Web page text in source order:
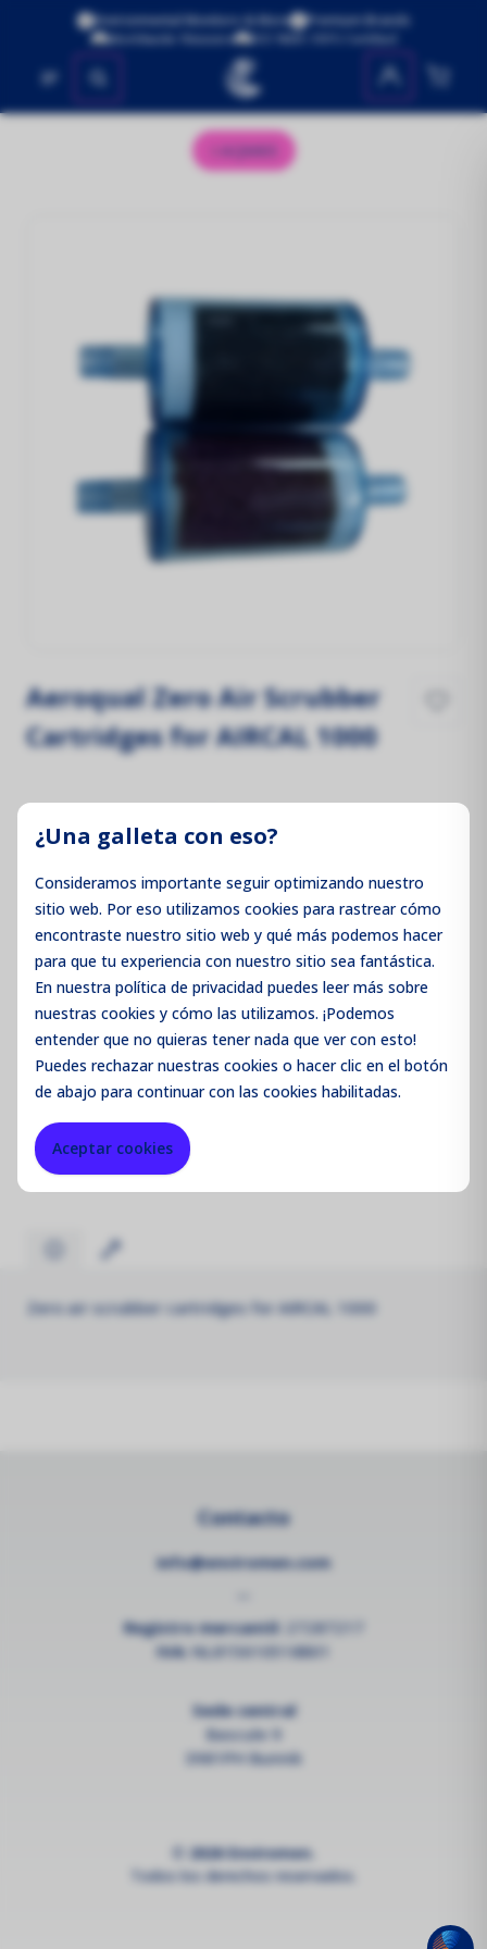
¿Una galleta con eso?
Consideramos importante seguir optimizando nuestro
sitio web. Por eso utilizamos cookies para rastrear cómo
encontraste nuestro sitio web y qué más podemos hacer
para que tu experiencia con nuestro sitio sea fantástica.
En nuestra política de privacidad puedes leer más sobre
nuestras cookies y cómo las utilizamos. ¡Podemos
entender que no quieras tener nada que ver con esto!
Puedes rechazarnuestras cookies o hacer clic en el botón
de abajo para continuar con las cookies habilitadas.
Aceptar cookies
Environmental Monitors & More
Premium Brands
Worldwide Shipping
ISO 9001:2015 Certified
No se encontraron productos
AQM65
Aeroqual Zero Air Scrubber
Cartridges for AIRCAL 1000
Inicie sesión para ver los precios
Iniciar sesión / Registrarse
Código de producto: AQMR111
Merk:
Zero air scrubber cartridges for AIRCAL 1000
Contacto
info@enviromen.com
Registro mercantil: 27287217
IVA: NL815610518B01
Sede central
Bascule 9
3981PH Bunnik
© 2026 Enviromen.
Todos los derechos reservados.